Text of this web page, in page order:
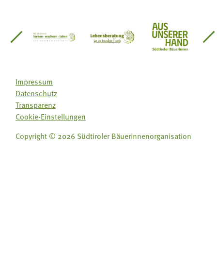
Südtirol
Gärtnervereinigung
Sozialgenossenschaft Mit Bäuerinnen lernen -
Lebensberatung für dieAus unserer
Impressum
Datenschutz
Transparenz
Cookie-Einstellungen
Copyright © 2026 Südtiroler Bäuerinnenorganisation